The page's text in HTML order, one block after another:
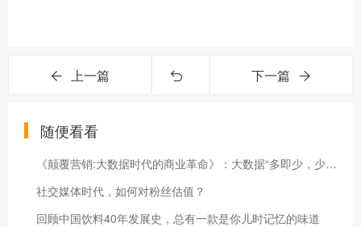
上一篇 下一篇
随便看看
《颠覆营销:大数据时代的商业革命》：大数据“多即少，少即多”各种行销手段早已令人眼花缭乱
社交媒体时代，如何对粉丝估值？
回顾中国饮料40年发展史，总有一款是你儿时记忆的味道